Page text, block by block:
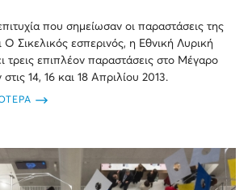
που σημείωσαν οι παραστάσεις της
Ο Σικελικός εσπερινός, η Εθνική Λυρική
τρεις επιπλέον παραστάσεις στο Μέγαρο
14, 16 και 18 Απριλίου 2013.